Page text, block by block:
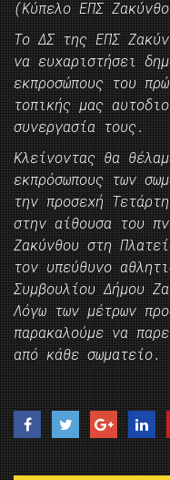
(Κύπελο ΕΠΣ
Το ΔΣ της ΕΠΣ
να ευχαριστήσει
εκπροσώπους του
τοπικής μας
συνεργασία τους.
Κλείνοντας θα
εκπρόσωπους των
την προσεχή
στην αίθουσα του
Ζακύνθου στη
τον υπεύθυνο
Συμβουλίου Δήμου
Λόγω των μέτρων
παρακαλούμε να
από κάθε σωματείο.